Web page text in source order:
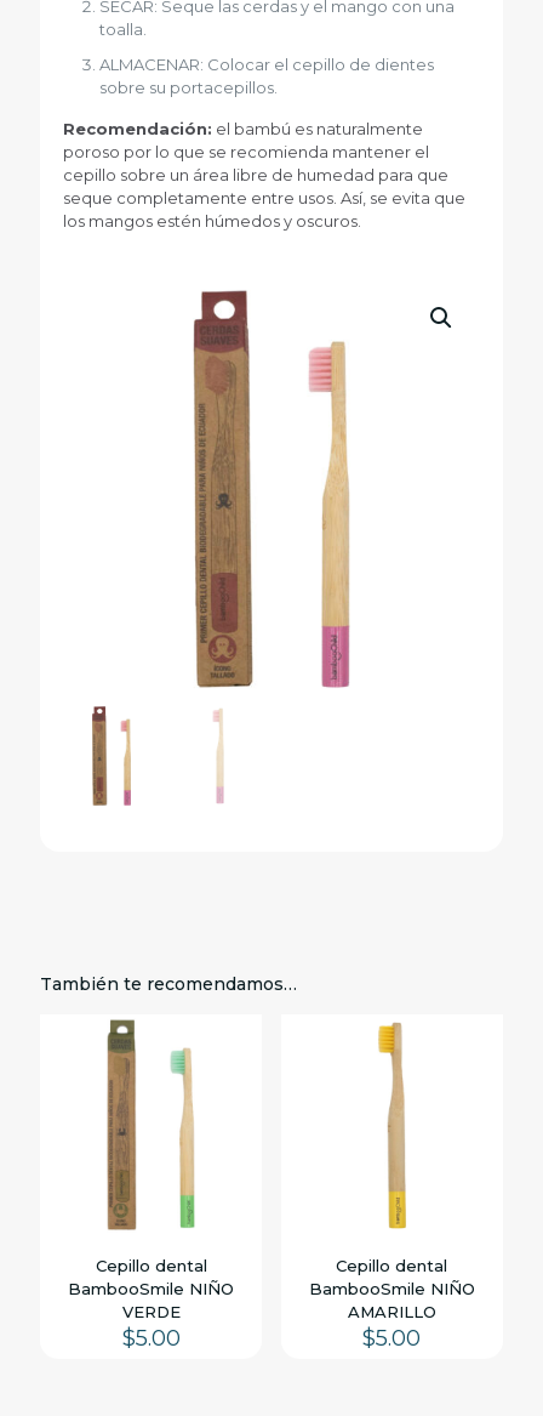
SECAR: Seque las cerdas y el mango con una
toalla.
ALMACENAR: Colocar el cepillo de dientes
sobre su portacepillos.
Recomendación: el bambú es naturalmente
poroso por lo que se recomienda mantener el
cepillo sobre un área libre de humedad para que
seque completamente entre usos. Así, se evita que
los mangos estén húmedos y oscuros.
También te recomendamos…
Cepillo dental
BambooSmile NIÑO
VERDE
$5.00
Cepillo dental
BambooSmile NIÑO
AMARILLO
$5.00